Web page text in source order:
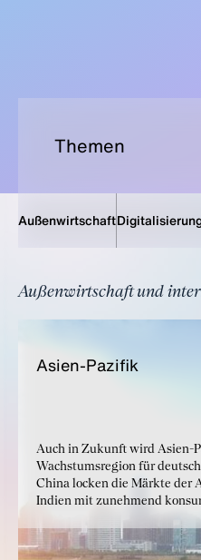
Themen
Außenwirtschaft
Außenwirtschaft und
Asi­en-Pa­zi­fik
Auch in Zukunft wird Asien-
Wachstumsregion für
China locken die Märkte der
Indien mit zunehmend
Hochtechnologieländern wie
bleiben zentrale Anker für